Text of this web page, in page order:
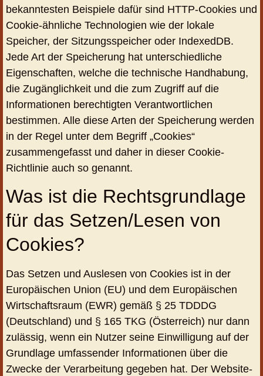
bekanntesten Beispiele dafür sind HTTP-Cookies und
Cookie-ähnliche Technologien wie der lokale
Speicher, der Sitzungsspeicher oder IndexedDB.
Jede Art der Speicherung hat unterschiedliche
Eigenschaften, welche die technische Handhabung,
die Zugänglichkeit und die zum Zugriff auf die
Informationen berechtigten Verantwortlichen
bestimmen. Alle diese Arten der Speicherung werden
in der Regel unter dem Begriff „Cookies“
zusammengefasst und daher in dieser Cookie-
Richtlinie auch so genannt.
Was ist die Rechtsgrundlage
für das Setzen/Lesen von
Cookies?
Das Setzen und Auslesen von Cookies ist in der
Europäischen Union (EU) und dem Europäischen
Wirtschaftsraum (EWR) gemäß § 25 TDDDG
(Deutschland) und § 165 TKG (Österreich) nur dann
zulässig, wenn ein Nutzer seine Einwilligung auf der
Grundlage umfassender Informationen über die
Zwecke der Verarbeitung gegeben hat. Der Website-